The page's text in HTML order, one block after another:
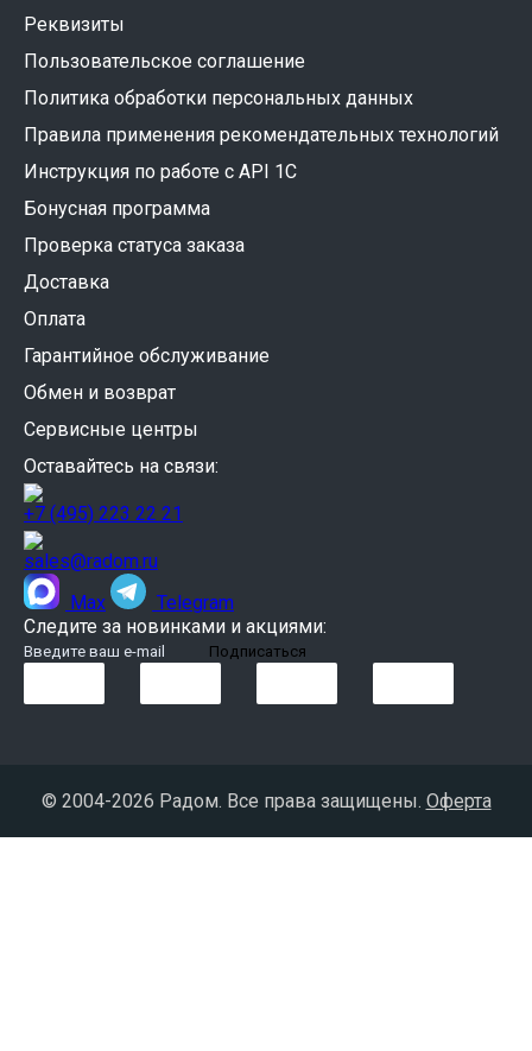
Реквизиты
Пользовательское соглашение
Политика обработки персональных данных
Правила применения рекомендательных технологий
Инструкция по работе с API 1C
Бонусная программа
Проверка статуса заказа
Доставка
Оплата
Гарантийное обслуживание
Обмен и возврат
Сервисные центры
Оставайтесь на связи:
+7 (495) 223 22 21
sales@radom.ru
Max
Telegram
Следите за новинками и акциями:
© 2004-2026 Радом. Все права защищены. Оферта